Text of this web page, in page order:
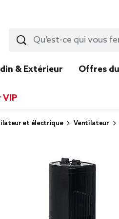
& Extérieur Offres
VIP
et électrique Ventilateur